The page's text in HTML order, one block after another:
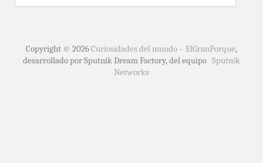
Copyright © 2026Curiosidades del mundo – ElGranPorque,
desarrollado por Sputnik Dream Factory, del equipo Sputnik
Networks